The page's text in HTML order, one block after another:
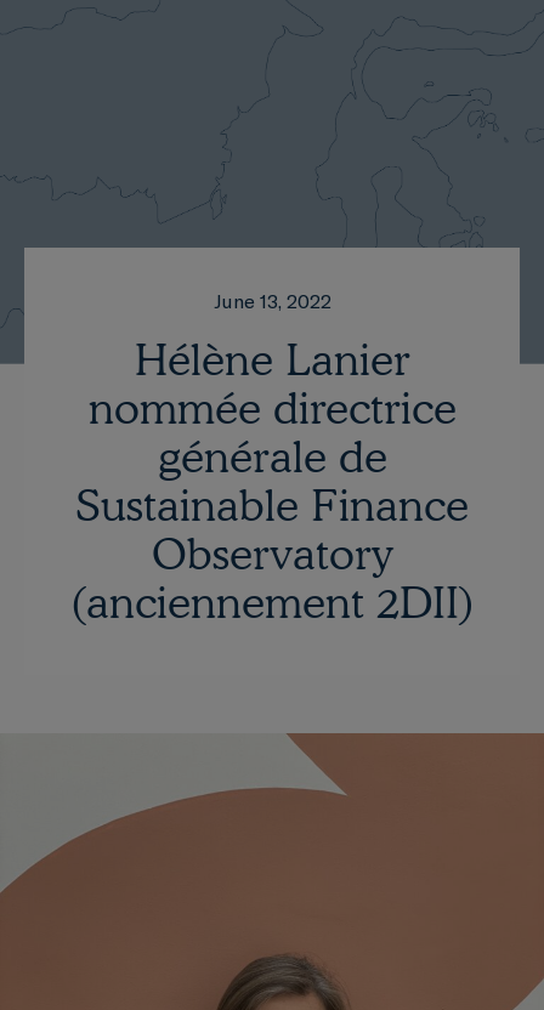
June 13, 2022
Hélène Lanier
nommée directrice
générale de
Sustainable Finance
Observatory
(anciennement 2DII)